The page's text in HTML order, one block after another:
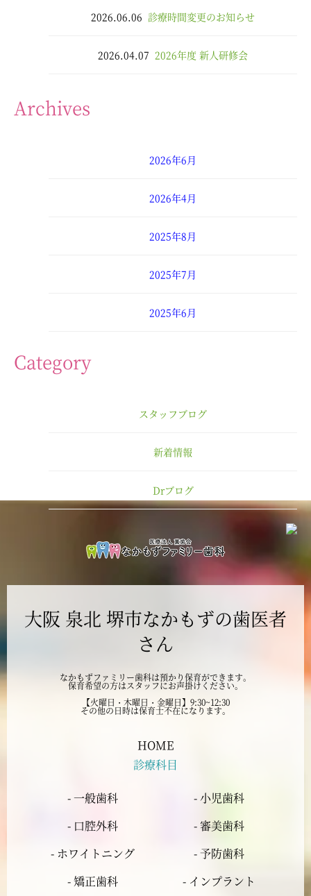
2026.06.06 診療時間変更のお知らせ
2026.04.07 2026年度 新人研修会
Archives
2026年6月
2026年4月
2025年8月
2025年7月
2025年6月
2024年12月
2024年11月
2024年9月
2024年8月
2024年7月
2024年5月
2024年2月
Category
スタッフブログ
新着情報
Drブログ
大阪 泉北 堺市なかもずの歯医者
さん
なかもずファミリー歯科は預かり保育ができます。
保育希望の方はスタッフにお声掛けください。
【火曜日・木曜日・金曜日】9:30~12:30
その他の日時は保育士不在になります。
HOME
診療科目
- 一般歯科
- 小児歯科
- 口腔外科
- 審美歯科
- ホワイトニング
- 予防歯科
- 矯正歯科
- インプラント